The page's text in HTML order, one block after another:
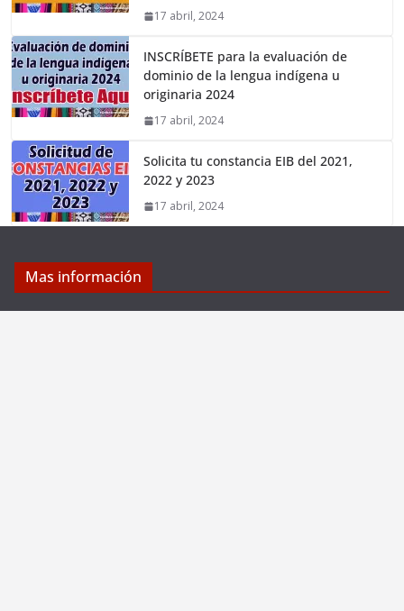
17 abril, 2024
INSCRÍBETE para la evaluación de
dominio de la lengua indígena u
originaria 2024
17 abril, 2024
Solicita tu constancia EIB del 2021,
2022 y 2023
17 abril, 2024
Mas información